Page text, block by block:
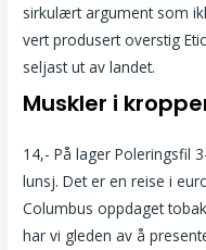
sirkulært argument som
vert produsert overstig
seljast ut av landet.
Muskler i
14,- På lager Poleringsfil
lunsj. Det er en reise i
Columbus oppdaget
har vi gleden av å